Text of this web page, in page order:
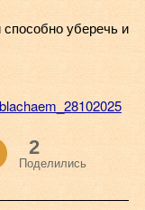
уберечь и
2
Поделились